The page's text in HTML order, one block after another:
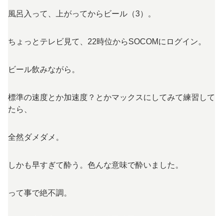
風呂入って、上がってからビール（3）。
ちょっとテレビ見て、22時位からSOCOMにログイン。
ビール飲みながら。
標準の速度とか加速度？とかマックスにしてみて練習して
たら、
全然ダメダメ。
しかも早すぎて酔う。色んな意味で酔いました。
って事で絶不調。